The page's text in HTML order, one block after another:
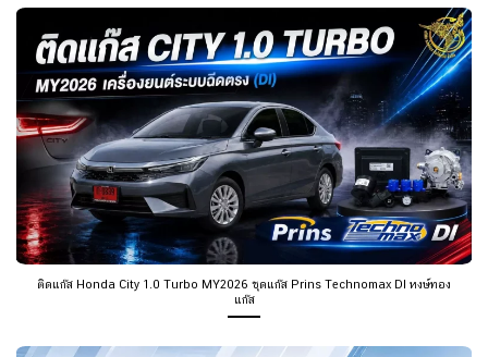
ติดแก๊ส Honda City 1.0 Turbo MY2026 ชุดแก๊ส Prins Technomax DI หงษ์ทอง
แก๊ส